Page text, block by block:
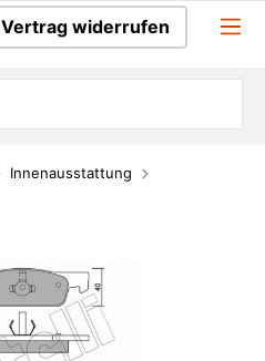
Vertrag widerrufen
Innenausstattung